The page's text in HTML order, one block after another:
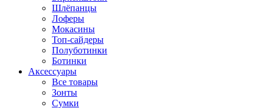
Шлёпанцы
Лоферы
Мокасины
Топ-сайдеры
Полуботинки
Ботинки
Аксессуары
Все товары
Зонты
Сумки